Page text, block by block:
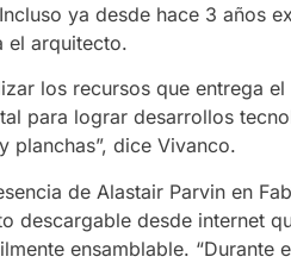
ya desde hace 3 años
el arquitecto.
los recursos que entrega
para lograr desarrollos
planchas”, dice Vivanco.
de Alastair Parvin en
descargable desde internet
ensamblable. “Durante